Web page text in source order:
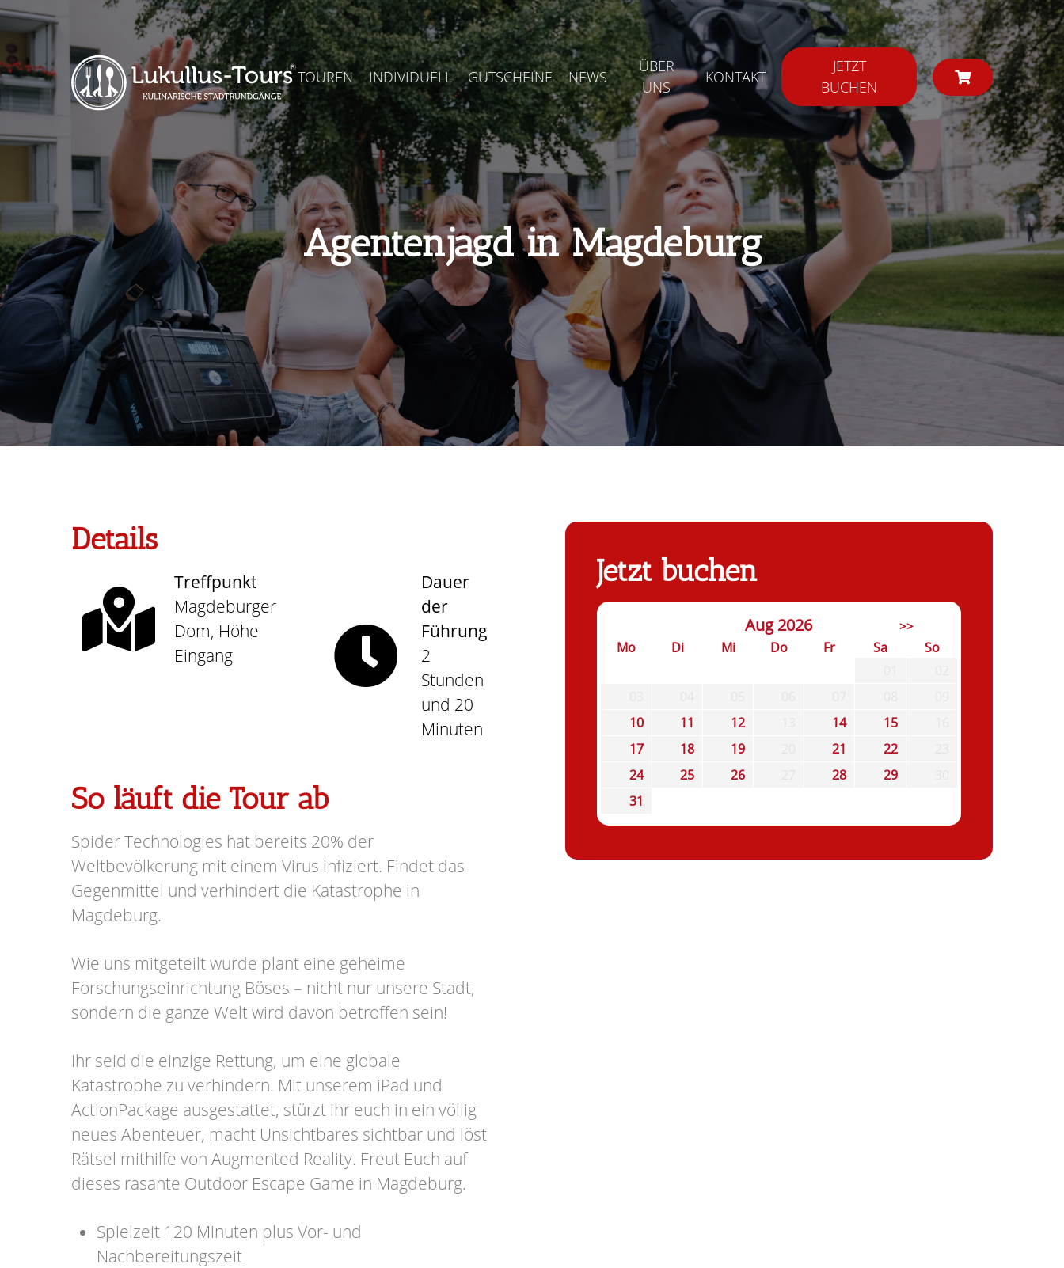
TOUREN INDIVIDUELL GUTSCHEINE NEWS
ÜBER
UNS
KONTAKT
JETZT
BUCHEN
Agentenjagd in Magdeburg
Details
Treffpunkt
Magdeburger
Dom, Höhe
Eingang
Dauer
der
Führung
2
Stunden
und 20
Minuten
So läuft die Tour ab
Spider Technologies hat bereits 20% der
Weltbevölkerung mit einem Virus infiziert. Findet das
Gegenmittel und verhindert die Katastrophe in
Magdeburg.
Wie uns mitgeteilt wurde plant eine geheime
Forschungseinrichtung Böses – nicht nur unsere Stadt,
sondern die ganze Welt wird davon betroffen sein!
Ihr seid die einzige Rettung, um eine globale
Katastrophe zu verhindern. Mit unserem iPad und
ActionPackage ausgestattet, stürzt ihr euch in ein völlig
neues Abenteuer, macht Unsichtbares sichtbar und löst
Rätsel mithilfe von Augmented Reality. Freut Euch auf
dieses rasante Outdoor Escape Game in Magdeburg.
Spielzeit 120 Minuten plus Vor- und
Nachbereitungszeit
Jetzt buchen
Aug 2026 >>
Mo Di Mi Do Fr Sa
So
10
11 12 14 15
17
18 19 21 22
24
25 26 28 29
31